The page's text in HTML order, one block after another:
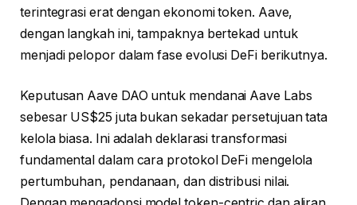
terintegrasi erat dengan ekonomi token. Aave,
dengan langkah ini, tampaknya bertekad untuk
menjadi pelopor dalam fase evolusi DeFi berikutnya.
Keputusan Aave DAO untuk mendanai Aave Labs
sebesar US$25 juta bukan sekadar persetujuan tata
kelola biasa. Ini adalah deklarasi transformasi
fundamental dalam cara protokol DeFi mengelola
pertumbuhan, pendanaan, dan distribusi nilai.